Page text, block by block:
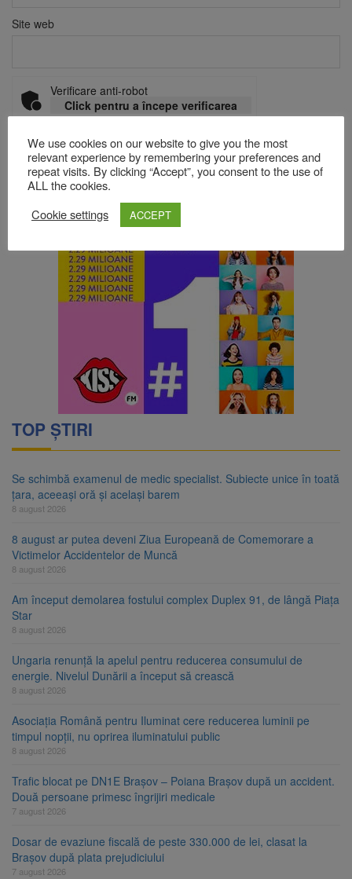
Site web
Verificare anti-robot
Click pentru a începe verificarea
Acest site folosește Akismet pentru a reduce spamul.
sunt procesate datele comentariilor tale
TOP ȘTIRI
Se schimbă examenul de medic specialist. Subiecte unice în toată
țara, aceeași oră și același barem
8 august 2026
8 august ar putea deveni Ziua Europeană de Comemorare a
Victimelor Accidentelor de Muncă
8 august 2026
Am început demolarea fostului complex Duplex 91, de lângă Piața
Star
8 august 2026
Ungaria renunță la apelul pentru reducerea consumului de
energie. Nivelul Dunării a început să crească
8 august 2026
Asociația Română pentru Iluminat cere reducerea luminii pe
timpul nopții, nu oprirea iluminatului public
8 august 2026
Trafic blocat pe DN1E Brașov – Poiana Brașov după un accident.
Două persoane primesc îngrijiri medicale
7 august 2026
Dosar de evaziune fiscală de peste 330.000 de lei, clasat la
Brașov după plata prejudiciului
7 august 2026
We use cookies on our website to give you the most
relevant experience by remembering your preferences and
repeat visits. By clicking “Accept”, you consent to the use of
ALL the cookies.
Cookie settings
ACCEPT